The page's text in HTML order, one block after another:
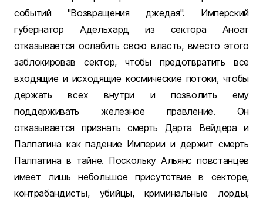
событий "Возвращения джедая". Имперский
губернатор Адельхард из сектора Аноат
отказывается ослабить свою власть, вместо этого
заблокировав сектор, чтобы предотвратить все
входящие и исходящие космические потоки, чтобы
держать всех внутри и позволить ему
поддерживать железное правление. Он
отказывается признать смерть Дарта Вейдера и
Палпатина как падение Империи и держит смерть
Палпатина в тайне. Поскольку Альянс повстанцев
имеет лишь небольшое присутствие в секторе,
контрабандисты, убийцы, криминальные лорды,